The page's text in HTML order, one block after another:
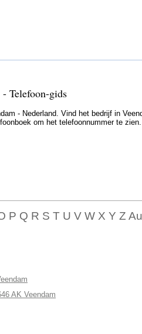
Telefoon-gids
- Nederland. Vind het bedrijf in
om het telefoonnummer te zien.
P Q R S T U V W X Y Z
AK Veendam